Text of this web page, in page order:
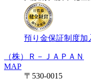
預り金保証制度加
（株）Ｒ－ＪＡＰＡＮ
MAP
〒530-0015